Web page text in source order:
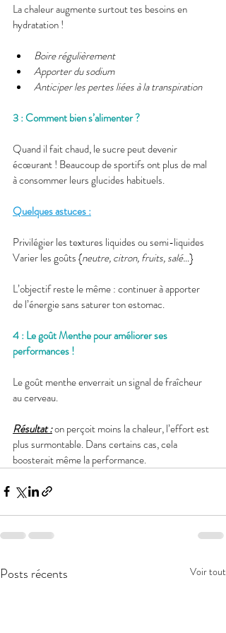
La chaleur augmente surtout tes besoins en
hydratation !
Boire régulièrement
Apporter du sodium
Anticiper les pertes liées à la transpiration
3 : Comment bien s’alimenter ?
Quand il fait chaud, le sucre peut devenir
écœurant ! Beaucoup de sportifs ont plus de mal
à consommer leurs glucides habituels.
Quelques astuces :
Privilégier les textures liquides ou semi-liquides
Varier les goûts {neutre, citron, fruits, salé…}
L’objectif reste le même : continuer à apporter
de l’énergie sans saturer ton estomac.
4 : Le goût Menthe pour améliorer ses
performances !
Le goût menthe enverrait un signal de fraîcheur
au cerveau.
Résultat : on perçoit moins la chaleur, l’effort est
plus surmontable. Dans certains cas, cela
boosterait même la performance.
Posts récents Voir tout